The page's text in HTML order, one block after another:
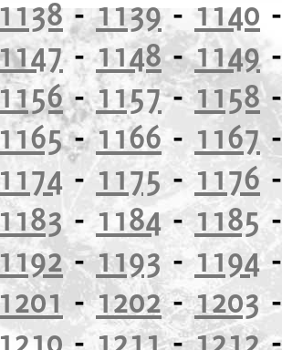
1138 -1139- 1140
-1148-1149
-1157-1158
1165-1166 - 1167
1174 - 1175 - 1176
- 1184- 1185
-1193 -1194
1201 -1202-1203
1210-1211-1212